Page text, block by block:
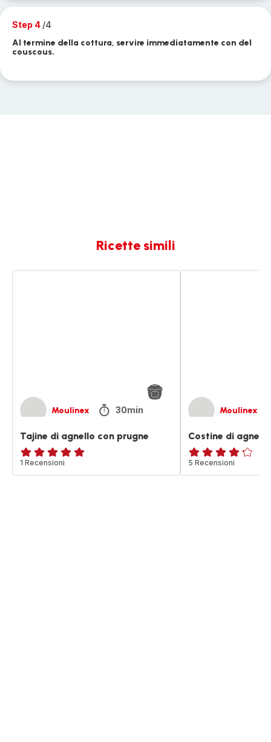
Step 4 /4
Al termine della cottura, servire immediatamente con del
couscous.
Ricette simili
Moulinex 30min
Tajine di agnello con prugne
Recensione
di
1 Recensioni
Moulinex
Costine di agnello
ratings.4.2
5 Recensioni